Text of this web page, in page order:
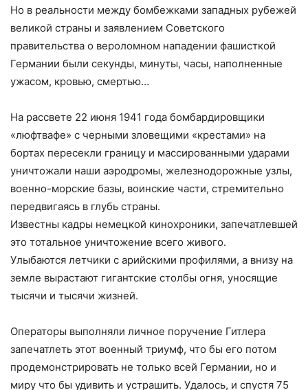
Но в реальности между бомбежками западных рубежей
великой страны и заявлением Советского
правительства о вероломном нападении фашисткой
Германии были секунды, минуты, часы, наполненные
ужасом, кровью, смертью…
На рассвете 22 июня 1941 года бомбардировщики
«люфтвафе» с черными зловещими «крестами» на
бортах пересекли границу и массированными ударами
уничтожали наши аэродромы, железнодорожные узлы,
военно-морские базы, воинские части, стремительно
передвигаясь в глубь страны.
Известны кадры немецкой кинохроники, запечатлевшей
это тотальное уничтожение всего живого.
Улыбаются летчики с арийскими профилями, а внизу на
земле вырастают гигантские столбы огня, уносящие
тысячи и тысячи жизней.
Операторы выполняли личное поручение Гитлера
запечатлеть этот военный триумф, что бы его потом
продемонстрировать не только всей Германии, но и
миру что бы удивить и устрашить. Удалось, и спустя 75